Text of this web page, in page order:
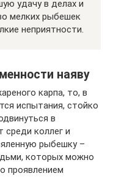
удачу в делах и
мелких рыбешек
неприятности.
наяву
карпа, то, в
испытания, стойко
в
среди коллег и
рыбешку –
которых можно
проявлением